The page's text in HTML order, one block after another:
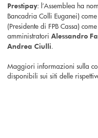
Prestipay: l’Assemblea ha
Bancadria Colli Euganei)
(Presidente di FPB Cassa)
amministratori Alessandro
Andrea Ciulli.
Maggiori informazioni sulla
disponibili sui siti delle